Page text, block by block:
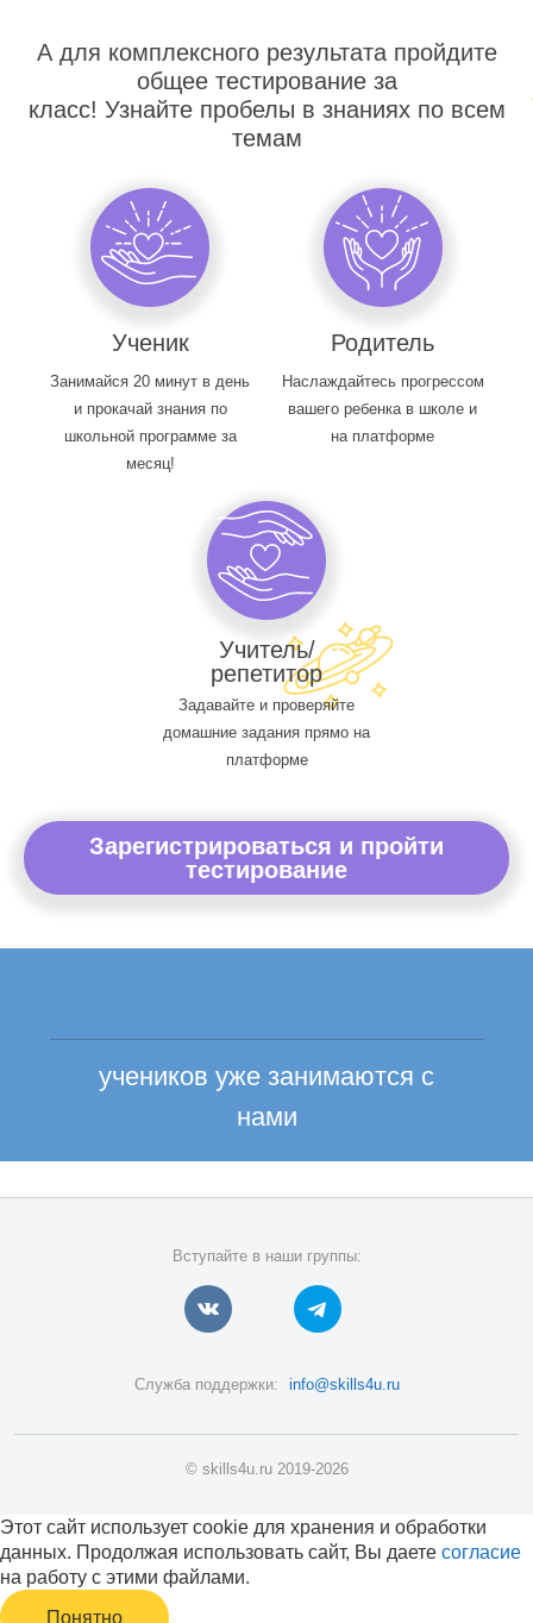
А для комплексного результата пройдите
общее тестирование за
класс! Узнайте пробелы в знаниях по всем
темам
Ученик
Занимайся 20 минут в день
и прокачай знания по
школьной программе за
месяц!
Родитель
Наслаждайтесь прогрессом
вашего ребенка в школе и
на платформе
Учитель/
репетитор
Задавайте и проверяйте
домашние задания прямо на
платформе
Зарегистрироваться и пройти
тестирование
учеников уже занимаются с
нами
Вступайте в наши группы:
Служба поддержки: info@skills4u.ru
© skills4u.ru 2019-2026
Этот сайт использует cookie для хранения и обработки
данных. Продолжая использовать сайт, Вы даете согласие
на работу с этими файлами.
Понятно